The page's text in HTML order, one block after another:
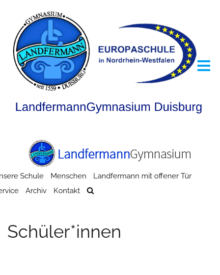
Schule Menschen
Landfermann mit offener Tür
Archiv Kontakt
Schüler*innen